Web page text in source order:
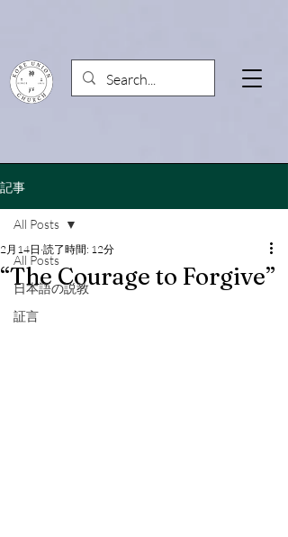
記事
All Posts
日本語の説教
証言
All Posts
“The Courage to Forgive”
2月14日 読了時間: 12分